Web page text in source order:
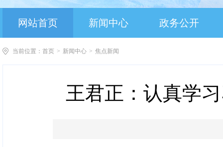
网站首页 新闻中心 政务公开
当前位置： 首页 > 新闻中心 > 焦点新闻
王君正：认真学